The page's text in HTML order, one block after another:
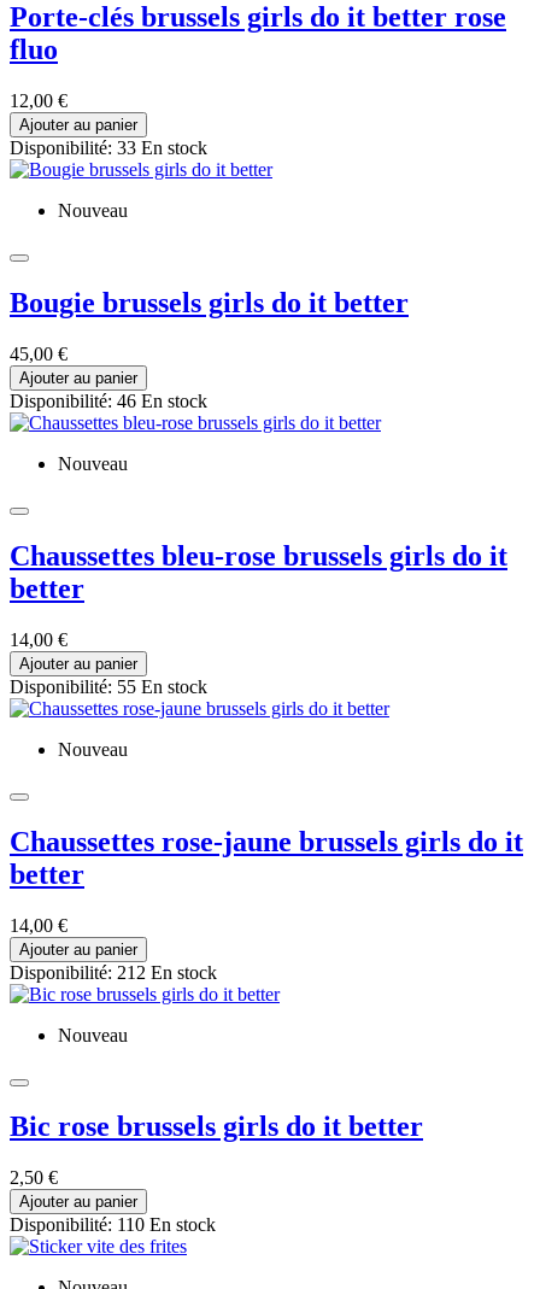
Porte-clés brussels girls do it better rose
fluo
12,00 €
Ajouter au panier
Disponibilité: 33 En stock
Nouveau
Bougie brussels girls do it better
45,00 €
Ajouter au panier
Disponibilité: 46 En stock
Nouveau
Chaussettes bleu-rose brussels girls do it
better
14,00 €
Ajouter au panier
Disponibilité: 55 En stock
Nouveau
Chaussettes rose-jaune brussels girls do it
better
14,00 €
Ajouter au panier
Disponibilité: 212 En stock
Nouveau
Bic rose brussels girls do it better
2,50 €
Ajouter au panier
Disponibilité: 110 En stock